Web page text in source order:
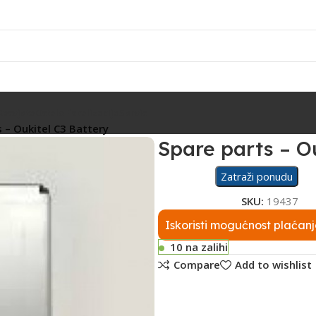
– Oukitel C3 Battery
Spare parts –
Zatraži ponudu
SKU: 19437
Iskoristi mogućnost
10 na zalihi
Compare
Add to wishlist